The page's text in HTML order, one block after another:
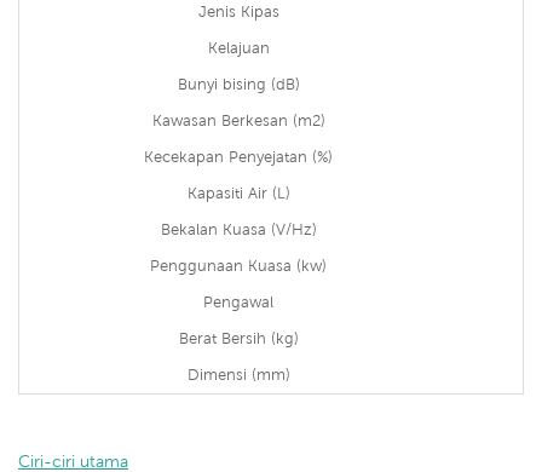
Jenis Kipas
Kelajuan
Bunyi bising (dB)
Kawasan Berkesan (m2)
Kecekapan Penyejatan (%)
Kapasiti Air (L)
Bekalan Kuasa (V/Hz)
Penggunaan Kuasa (kw)
Pengawal
Berat Bersih (kg)
Dimensi (mm)
Ciri-ciri utama